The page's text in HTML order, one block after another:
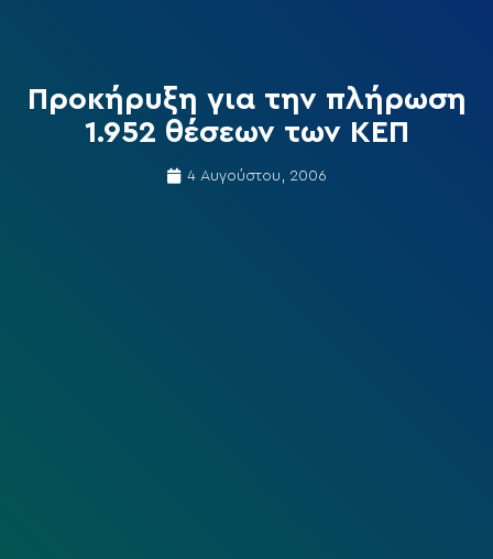
Προκήρυξη για την πλήρωση
1.952 θέσεων των ΚΕΠ
4 Αυγούστου, 2006